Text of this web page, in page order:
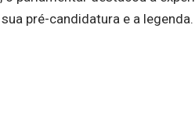
pré-candidatura e a legenda.